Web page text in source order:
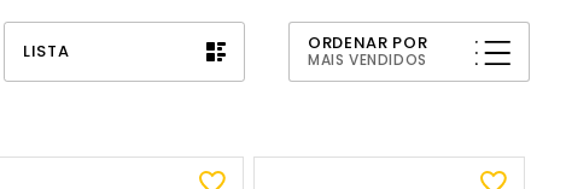
LISTA ORDENAR POR
MAIS VENDIDOS